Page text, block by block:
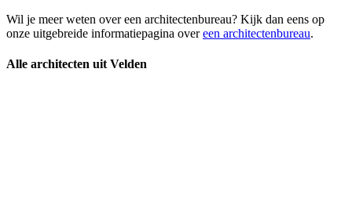
Wil je meer weten over een architectenbureau? Kijk dan eens op
onze uitgebreide informatiepagina overeen architectenbureau.
Alle architecten uit Velden